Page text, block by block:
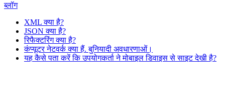
ब्लॉग
XML क्या है?
JSON क्या है?
रिफैक्टरिंग क्या है?
कंप्यूटर नेटवर्क क्या हैं. बुनियादी अवधारणाओं।
यह कैसे पता करें कि उपयोगकर्ता ने मोबाइल डिवाइस से साइट देखी है?